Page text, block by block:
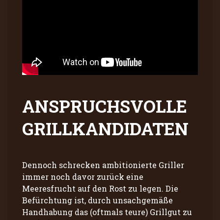
ANSPRUCHSVOLLE
GRILLKANDIDATEN
Dennoch schrecken ambitionierte Griller
immer noch davor zurück eine
Meeresfrucht auf den Rost zu legen. Die
Befürchtung ist, durch unsachgemäße
Handhabung das (oftmals teure) Grillgut zu